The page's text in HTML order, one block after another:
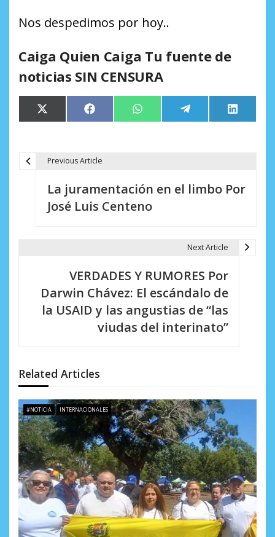
Nos despedimos por hoy..
Caiga Quien Caiga Tu fuente de
noticias SIN CENSURA
Compartir
en
X
(Twitter)
Compartir
en
Facebook Compartir
en
WhatsApp Compartir
en
Telegram
en
LinkedIn
n
d
e
e
n
t
r
a
Previous Article
La juramentación en el limbo Por
José Luis Centeno
Next Article
VERDADES Y RUMORES Por
Darwin Chávez: El escándalo de
la USAID y las angustias de “las
viudas del interinato”
Related Articles
#NOTICIA INTERNACIONALES